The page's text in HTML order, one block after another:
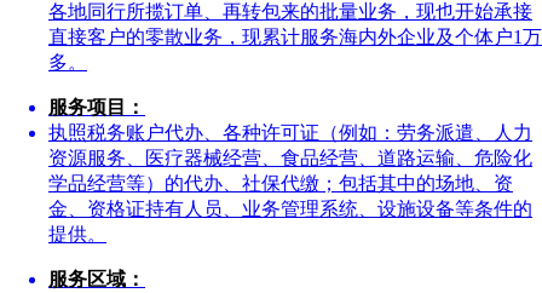
各地同行所揽订单、再转包来的批量业务，现也开始承接
直接客户的零散业务，现累计服务海内外企业及个体户1万
多。
服务项目：
执照税务账户代办、各种许可证（例如：劳务派遣、人力
资源服务、医疗器械经营、食品经营、道路运输、危险化
学品经营等）的代办、社保代缴；包括其中的场地、资
金、资格证持有人员、业务管理系统、设施设备等条件的
提供。
服务区域：